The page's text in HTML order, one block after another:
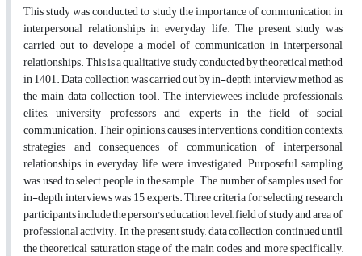
This study was conducted to study the importance of communication in
interpersonal relationships in everyday life. The present study was
carried out to develope a model of communication in interpersonal
relationships. This is a qualitative study conducted by theoretical method
in 1401. Data collection was carried out by in-depth interview method as
the main data collection tool. The interviewees include professionals,
elites, university professors and experts in the field of social
communication. Their opinions, causes, interventions, condition contexts,
strategies and consequences of communication of interpersonal
relationships in everyday life were investigated. Purposeful sampling
was used to select people in the sample. The number of samples used for
in-depth interviews was 15 experts. Three criteria for selecting research
participants include the person's education level, field of study and area of
​​professional activity. In the present study, data collection continued until
the theoretical saturation stage of the main codes, and more specifically,